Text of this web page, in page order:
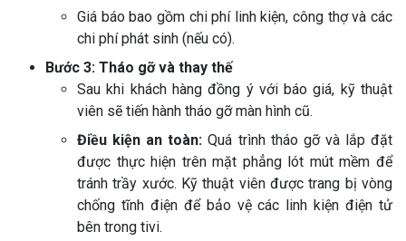
Giá báo bao gồm chi phí linh kiện, công thợ và các
chi phí phát sinh (nếu có).
Bước 3: Tháo gỡ và thay thế
Sau khi khách hàng đồng ý với báo giá, kỹ thuật
viên sẽ tiến hành tháo gỡ màn hình cũ.
Điều kiện an toàn:Quá trình tháo gỡ và lắp đặt
được thực hiện trên mặt phẳng lót mút mềm để
tránh trầy xước. Kỹ thuật viên được trang bị vòng
chống tĩnh điện để bảo vệ các linh kiện điện tử
bên trong tivi.